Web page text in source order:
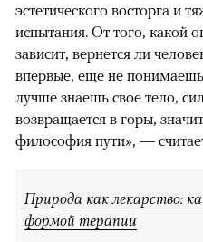
эстетического восторга и
испытания. От того, какой
зависит, вернется ли
впервые, еще не
лучше знаешь свое тело,
возвращается в горы,
философия пути», —
Природа как лекарство:
формой терапии